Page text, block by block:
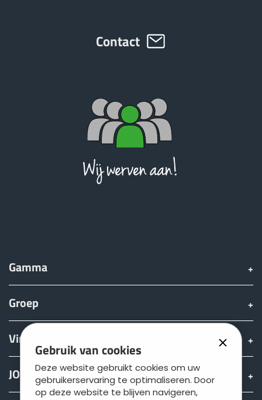
Gebruik van cookies
Deze website gebruikt cookies om uw
gebruikerservaring te optimaliseren. Door
op deze website te blijven navigeren,
Contact
Gamma
Groep
Vinden & Kopen
JOSKIN wereld